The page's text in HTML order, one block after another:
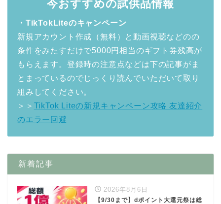
今おすすめの試供品情報
・TikTokLiteのキャンペーン
新規アカウント作成（無料）と動画視聴などのの
条件をみたすだけで5000円相当のギフト券残高が
もらえます。登録時の注意点などは下の記事がま
とまっているのでじっくり読んでいただいて取り
組みしてください。
＞＞ TikTok Liteの新規キャンペーン攻略 友達紹介
のエラー回避
新着記事
2026年8月6日
【9/30まで】dポイント大還元祭は総